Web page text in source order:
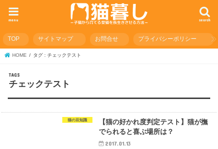
search
menu
TOP サイトマップ お問合せ プライバシーポリシー
HOME タグ : チェックテスト
チェックテスト
猫の豆知識
【猫の好かれ度判定テスト】猫が撫
でられると喜ぶ場所は？
2017.01.13